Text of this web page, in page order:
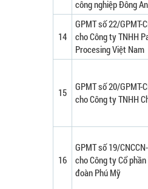
công nghiệp Đông
14
GPMT số 22/GPMT-
cho Công ty TNHH
Procesing Việt Nam
15
GPMT số 20/GPMT-
cho Công ty TNHH
16
GPMT số 19/
cho Công ty Cổ phần
đoàn Phú Mỹ